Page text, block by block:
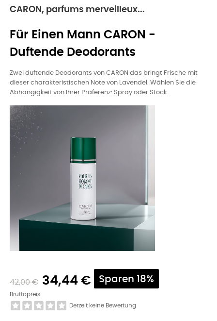
CARON, parfums merveilleux...
Für Einen Mann CARON -
Duftende Deodorants
Zwei duftende Deodorants von CARON das bringt Frische mit
dieser charakteristischen Note von Lavendel. Wählen Sie die
Abhängigkeit von Ihrer Präferenz: Spray oder Stock.
42,00 € 34,44 € Sparen 18%
Bruttopreis
Derzeit keine Bewertung